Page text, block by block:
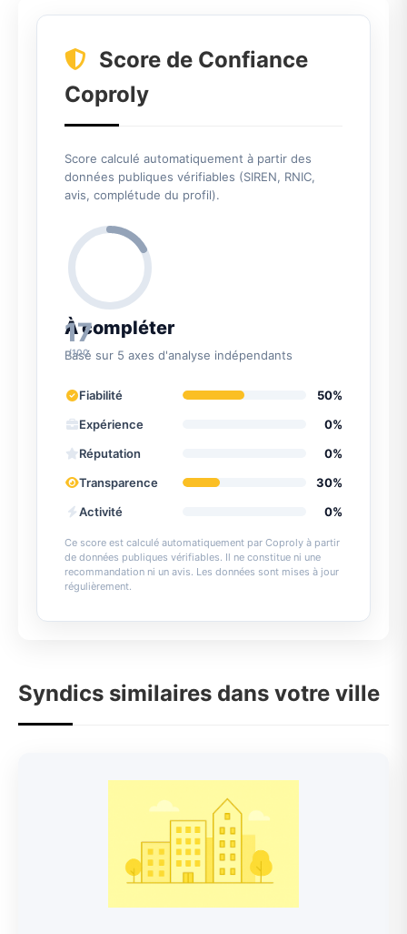
Score de Confiance
Coproly
Score calculé automatiquement à partir des
données publiques vérifiables (SIREN, RNIC,
avis, complétude du profil).
17
/100
À compléter
Basé sur 5 axes d'analyse indépendants
Fiabilité
50%
Expérience
0%
Réputation
0%
Transparence
30%
Activité
0%
Ce score est calculé automatiquement par Coproly à partir
de données publiques vérifiables. Il ne constitue ni une
recommandation ni un avis. Les données sont mises à jour
régulièrement.
Syndics similaires dans votre ville